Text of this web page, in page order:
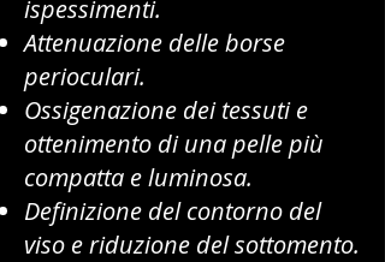
ispessimenti.
Attenuazione delle borse
perioculari.
Ossigenazione dei tessuti e
ottenimento di una pelle più
compatta e luminosa.
Definizione del contorno del
viso e riduzione del sottomento.